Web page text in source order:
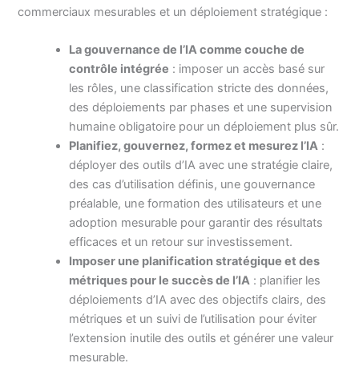
commerciaux mesurables et un déploiement stratégique :
La gouvernance de l’IA comme couche de
contrôle intégrée : imposer un accès basé sur
les rôles, une classification stricte des données,
des déploiements par phases et une supervision
humaine obligatoire pour un déploiement plus sûr.
Planifiez, gouvernez, formez et mesurez l’IA :
déployer des outils d’IA avec une stratégie claire,
des cas d’utilisation définis, une gouvernance
préalable, une formation des utilisateurs et une
adoption mesurable pour garantir des résultats
efficaces et un retour sur investissement.
Imposer une planification stratégique et des
métriques pour le succès de l’IA : planifier les
déploiements d’IA avec des objectifs clairs, des
métriques et un suivi de l’utilisation pour éviter
l’extension inutile des outils et générer une valeur
mesurable.